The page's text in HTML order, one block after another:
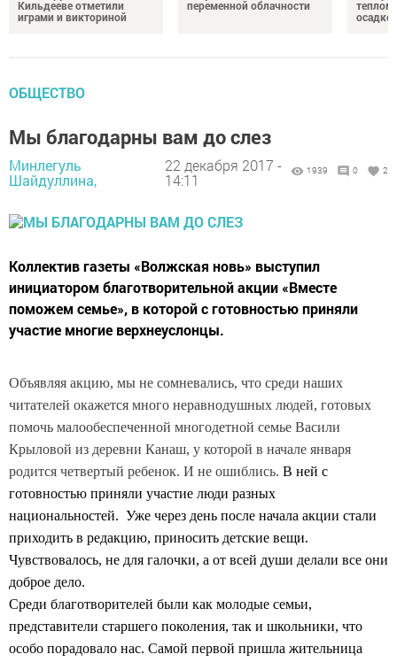
Кильдееве отметили
играми и викториной
переменной облачности
теплом
ОБЩЕСТВО
Мы благодарны вам до слез
Минлегуль
Шайдуллина,
22 декабря 2017 -
14:11
1939 0 2
Коллектив газеты «Волжская новь» выступил
инициатором благотворительной акции «Вместе
поможем семье», в которой с готовностью приняли
участие многие верхнеуслонцы.
Объявляя акцию, мы не сомневались, что среди наших
читателей окажется много неравнодушных людей, готовых
помочь малообеспеченной многодетной семье Васили
Крыловой из деревни Канаш, у которой в начале января
родится четвертый ребенок. И не ошиблись. В ней с
готовностью приняли участие люди разных
национальностей. Уже через день после начала акции стали
приходить в редакцию, приносить детские вещи.
Чувствовалось, не для галочки, а от всей души делали все они
доброе дело.
Среди благотворителей были как молодые семьи,
представители старшего поколения, так и школьники, что
особо порадовало нас. Самой первой пришла жительница